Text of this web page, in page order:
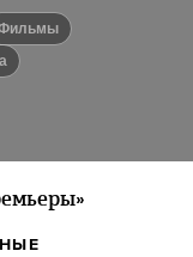
фильмы